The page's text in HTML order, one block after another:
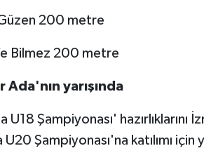
200 metre
Bilmez 200 metre
Ada'nın yarışında
U18 Şampiyonası'
U20 Şampiyonası'na katılımı